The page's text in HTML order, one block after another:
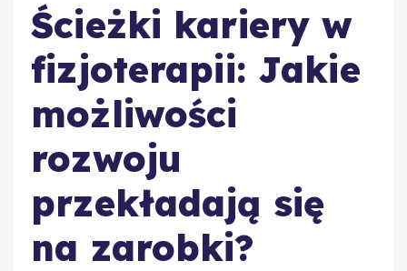
Ścieżki kariery w
fizjoterapii: Jakie
możliwości
rozwoju
przekładają się
na zarobki?